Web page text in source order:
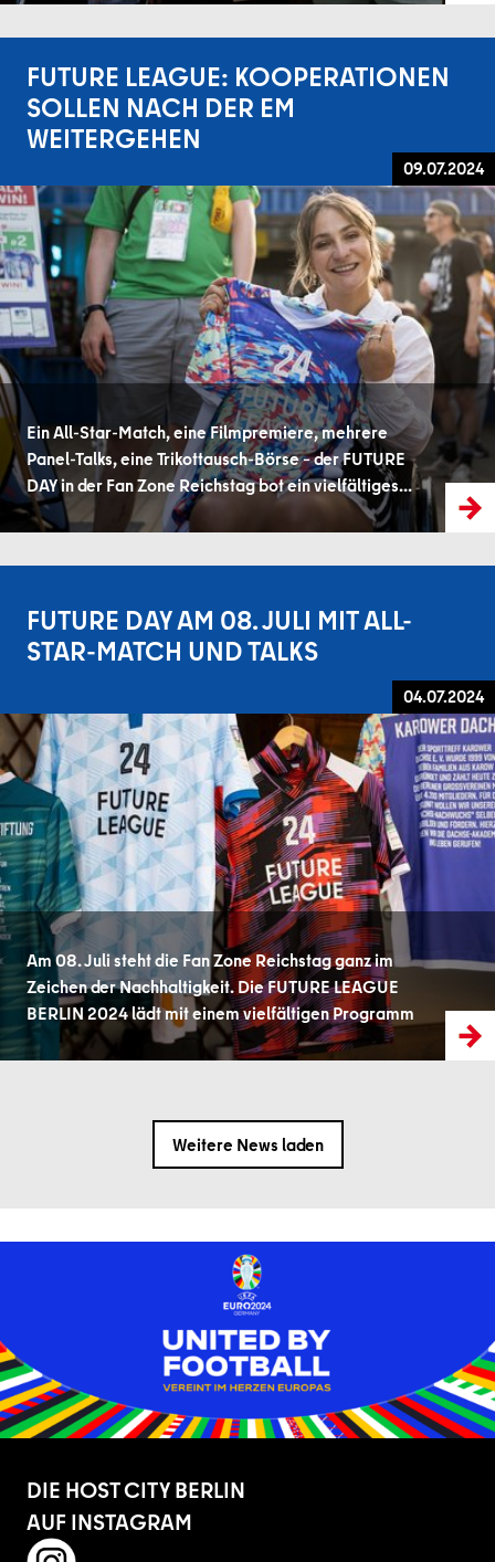
FUTURE LEAGUE: KOOPERATIONEN
SOLLEN NACH DER EM
WEITERGEHEN
09.07.2024
Ein All-Star-Match, eine Filmpremiere, mehrere
Panel-Talks, eine Trikottausch-Börse – der FUTURE
DAY in der Fan Zone Reichstag bot ein vielfältiges…
FUTURE DAY AM 08. JULI MIT ALL-
STAR-MATCH UND TALKS
04.07.2024
Am 08. Juli steht die Fan Zone Reichstag ganz im
Zeichen der Nachhaltigkeit. Die FUTURE LEAGUE
BERLIN 2024 lädt mit einem vielfältigen Programm
Weitere News laden
DIE HOST CITY BERLIN
AUF INSTAGRAM